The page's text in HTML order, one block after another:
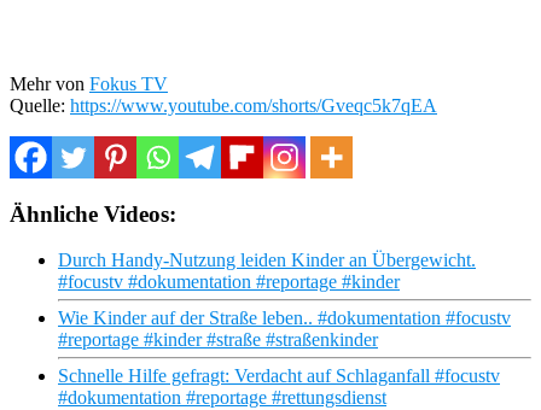
Mehr von Fokus TV
Quelle: https://www.youtube.com/shorts/Gveqc5k7qEA
Ähnliche Videos:
Durch Handy-Nutzung leiden Kinder an Übergewicht.
#focustv #dokumentation #reportage #kinder
Wie Kinder auf der Straße leben.. #dokumentation #focustv
#reportage #kinder #straße #straßenkinder
Schnelle Hilfe gefragt: Verdacht auf Schlaganfall #focustv
#dokumentation #reportage #rettungsdienst